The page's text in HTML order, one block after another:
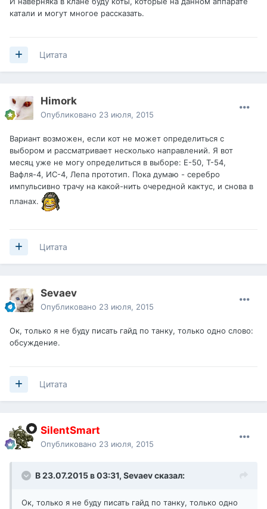
катали и могут многое рассказать.
Цитата
Himork
Опубликовано 23 июля, 2015
Вариант возможен, если кот не может определиться с
выбором и рассматривает несколько направлений. Я вот
месяц уже не могу определиться в выборе: Е-50, Т-54,
Вафля-4, ИС-4, Лепа прототип. Пока думаю - серебро
импульсивно трачу на какой-нить очередной кактус, и снова в
планах.
Цитата
Sevaev
Опубликовано 23 июля, 2015
Ок, только я не буду писать гайд по танку, только одно слово:
обсуждение.
Цитата
SilentSmart
Опубликовано 23 июля, 2015
В 23.07.2015 в 03:31, Sevaevсказал:
Ок, только я не буду писать гайд по танку, только одно